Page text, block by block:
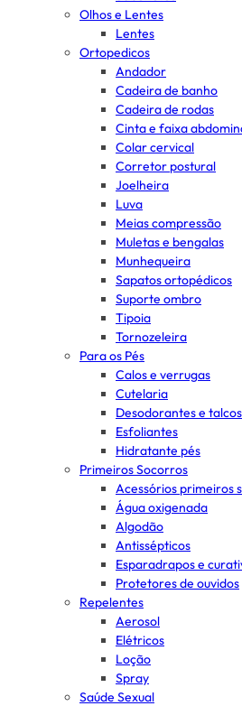
Olhos e Lentes
Lentes
Ortopedicos
Andador
Cadeira de banho
Cadeira de rodas
Cinta e faixa
Colar cervical
Corretor postural
Joelheira
Luva
Meias compressão
Muletas e bengalas
Munhequeira
Sapatos ortopédicos
Suporte ombro
Tipoia
Tornozeleira
Para os Pés
Calos e verrugas
Cutelaria
Desodorantes e talcos
Esfoliantes
Hidratante pés
Primeiros Socorros
Acessórios primeiros
Água oxigenada
Algodão
Antissépticos
Esparadrapos e
Protetores de ouvidos
Repelentes
Aerosol
Elétricos
Loção
Spray
Saúde Sexual